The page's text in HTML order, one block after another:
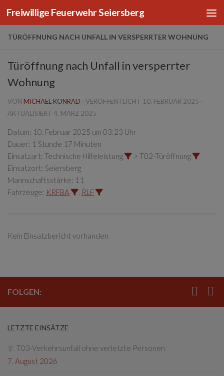
Zum Inhalt springen
Freiwillige Feuerwehr Seiersberg
TÜRÖFFNUNG NACH UNFALL IN VERSPERRTER WOHNUNG
Türöffnung nach Unfall in versperrter
Wohnung
VON MICHAEL KONRAD · VERÖFFENTLICHT 10. FEBRUAR 2025 ·
AKTUALISIERT 4. MÄRZ 2025
Datum: 10. Februar 2025 um 03:23 Uhr
Dauer: 1 Stunde 17 Minuten
Einsatzart: Technische Hilfeleistung
> T02-Türöffnung
Einsatzort: Seiersberg
Mannschaftsstärke: 11
Fahrzeuge: KRFBA RLF
Kein Einsatzbericht vorhanden
FOLGEN:
LETZTE EINSÄTZE
T03-Verkehrsunfall ohne verletzte Personen
7. August 2026